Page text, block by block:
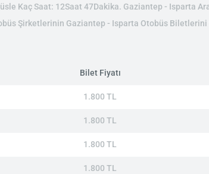
Kaç Saat: 12Saat 47Dakika. Gaziantep - Isparta
Şirketlerinin Gaziantep - Isparta Otobüs Biletlerini
Bilet Fiyatı
1.800 TL
1.800 TL
1.800 TL
1.800 TL